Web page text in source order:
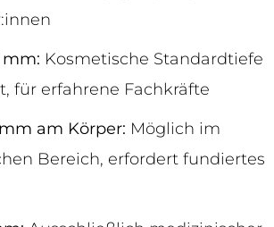
mm: Kosmetische Standardtiefe
für erfahrene Fachkräfte
mm am Körper: Möglich im
Bereich, erfordert fundiertes